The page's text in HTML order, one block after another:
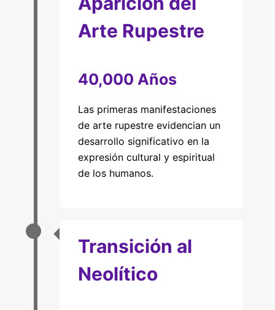
Arte Rupestre
40,000 Años
Las primeras manifestaciones
de arte rupestre evidencian un
desarrollo significativo en la
expresión cultural y espiritual
de los humanos.
Transición al
Neolítico